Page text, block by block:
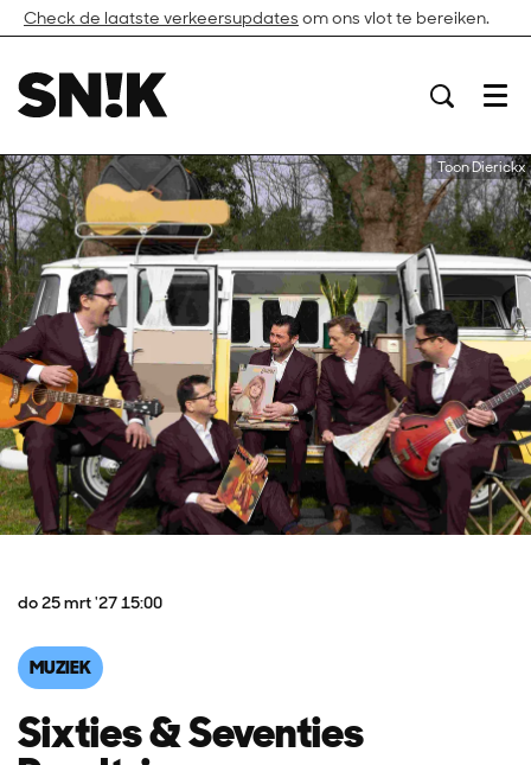
Check de laatste verkeersupdates om ons vlot te bereiken.
Menu
Toon Dierickx
MUZIEK
Sixties & Seventies
do 25 mrt '2715:00